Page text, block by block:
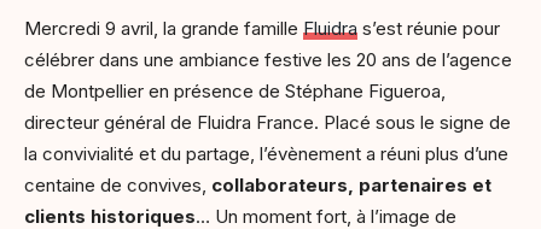
Mercredi 9 avril, la grande famille Fluidra s’est réunie pour
célébrer dans une ambiance festive les 20 ans de l’agence
de Montpellier en présence de Stéphane Figueroa,
directeur général de Fluidra France. Placé sous le signe de
la convivialité et du partage, l’évènement a réuni plus d’une
centaine de convives, collaborateurs, partenaires et
clients historiques… Un moment fort, à l’image de